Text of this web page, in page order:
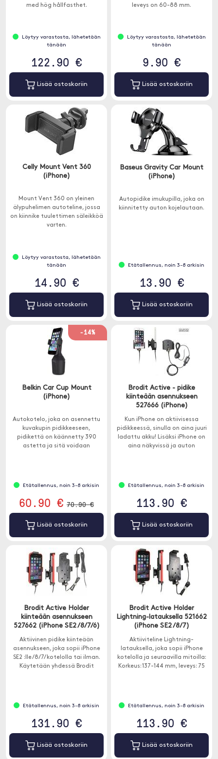
med hög hållfasthet.
Löytyy varastosta, lähetetään
tänään
122.90 €
Lisää ostoskoriin
leveys on 60-88 mm.
Löytyy varastosta, lähetetään
tänään
9.90 €
Lisää ostoskoriin
Celly Mount Vent 360
(iPhone)
Mount Vent 360 on yleinen
älypuhelimen autoteline, jossa
on kiinnike tuulettimen säleikköä
varten.
Löytyy varastosta, lähetetään
tänään
14.90 €
Lisää ostoskoriin
Baseus Gravity Car Mount
(iPhone)
Autopidike imukupilla, joka on
kiinnitetty auton kojelautaan.
Etätallennus, noin 3-8 arkisin
13.90 €
Lisää ostoskoriin
-14%
Belkin Car Cup Mount
(iPhone)
Autokotelo, joka on asennettu
kuvakupin pidikkeeseen,
pidikettä on käännetty 390
astetta ja sitä voidaan
Etätallennus, noin 3-8 arkisin
60.90 € 70.90 €
Lisää ostoskoriin
Brodit Active - pidike
kiinteään asennukseen
527666 (iPhone)
Kun iPhone on aktiivisessa
pidikkeessä, sinulla on aina juuri
ladattu akku! Lisäksi iPhone on
aina näkyvissä ja auton
Etätallennus, noin 3-8 arkisin
113.90 €
Lisää ostoskoriin
Brodit Active Holder
kiinteään asennukseen
527662 (iPhone SE2 /8/7/6)
Aktiivinen pidike kiinteään
asennukseen, joka sopii iPhone
SE2 :lle /8/7/ kotelolla tai ilman.
Käytetään yhdessä Brodit
Etätallennus, noin 3-8 arkisin
131.90 €
Lisää ostoskoriin
Brodit Active Holder
Lightning-latauksella 521662
(iPhone SE2 /8/7)
Aktiiviteline Lightning-
latauksella, joka sopii iPhone
kotelolla ja seuraavilla mitoilla:
Korkeus: 137-144 mm, leveys: 75
Etätallennus, noin 3-8 arkisin
113.90 €
Lisää ostoskoriin